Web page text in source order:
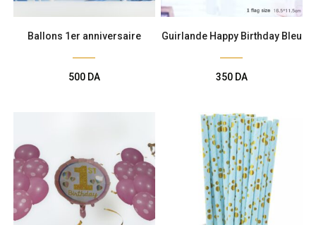
Ballons 1er anniversaire
500 DA
Guirlande Happy Birthday Bleu
350 DA